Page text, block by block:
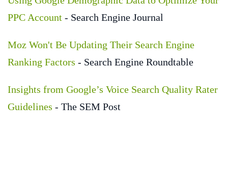
PPC Account - Search Engine Journal
Moz Won't Be Updating Their Search Engine
Ranking Factors - Search Engine Roundtable
Insights from Google’s Voice Search Quality Rater
Guidelines - The SEM Post